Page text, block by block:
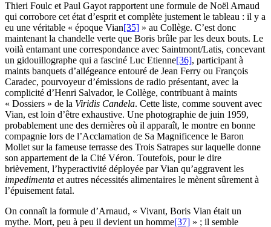
Thieri Foulc et Paul Gayot rapportent une formule de Noël Arnaud
qui corrobore cet état d’esprit et complète justement le tableau : il y a
eu une véritable « époque Vian[35] » au Collège. C’est donc
maintenant la chandelle verte que Boris brûle par les deux bouts. Le
voilà entamant une correspondance avec Saintmont/Latis, concevant
un gidouillographe qui a fasciné Luc Etienne[36], participant à
maints banquets d’allégeance entouré de Jean Ferry ou François
Caradec, pourvoyeur d’émissions de radio présentant, avec la
complicité d’Henri Salvador, le Collège, contribuant à maints
« Dossiers » de la Viridis Candela. Cette liste, comme souvent avec
Vian, est loin d’être exhaustive. Une photographie de juin 1959,
probablement une des dernières où il apparaît, le montre en bonne
compagnie lors de l’Acclamation de Sa Magnificence le Baron
Mollet sur la fameuse terrasse des Trois Satrapes sur laquelle donne
son appartement de la Cité Véron. Toutefois, pour le dire
brièvement, l’hyperactivité déployée par Vian qu’aggravent les
impedimenta et autres nécessités alimentaires le mènent sûrement à
l’épuisement fatal.
On connaît la formule d’Arnaud, « Vivant, Boris Vian était un
mythe. Mort, peu à peu il devient un homme[37] » ; il semble